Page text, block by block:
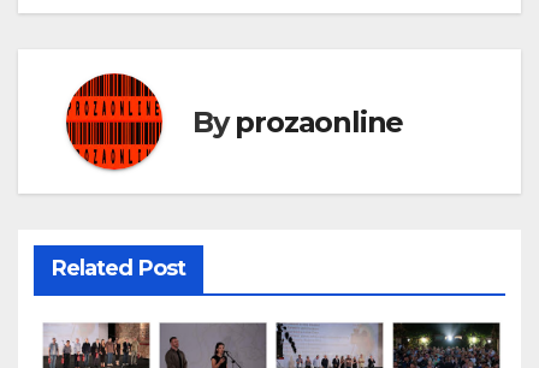
Byprozaonline
Related Post